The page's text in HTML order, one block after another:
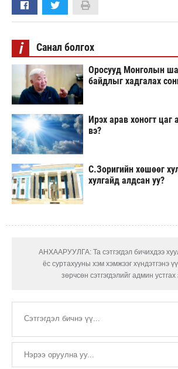
i Санал болгох
Оросууд Монголын
байдлыг хадгалах
Ирэх арав хоногт цаг
вэ?
С.Зоригийн хөшөөг
хулгайд алдсан уу?
АНХААРУУЛГА: Та сэтгэгдэл бичихдээ
ёс суртахууны хэм хэмжээг хүндэтгэнэ
зөрчсөн сэтгэгдэлийг админ устгах